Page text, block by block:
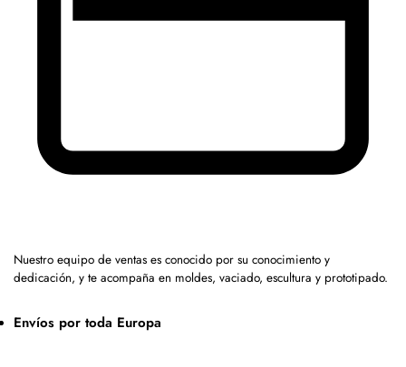
Nuestro equipo de ventas es conocido por su conocimiento y
dedicación, y te acompaña en moldes, vaciado, escultura y prototipado.
Envíos por toda Europa